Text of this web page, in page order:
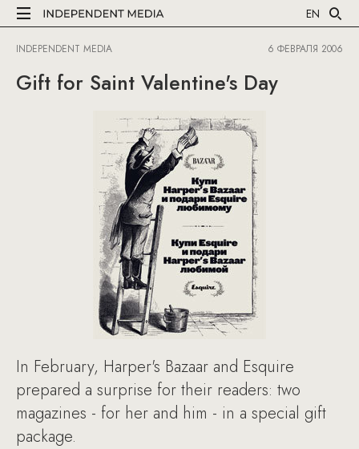
EN
INDEPENDENT MEDIA 6 ФЕВРАЛЯ 2006
Gift for Saint Valentine's Day
In February, Harper's Bazaar and Esquire
prepared a surprise for their readers: two
magazines - for her and him - in a special gift
package.